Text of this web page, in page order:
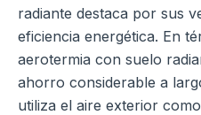
radiante destaca por sus
eficiencia energética. En
aerotermia con suelo
ahorro considerable a
utiliza el aire exterior